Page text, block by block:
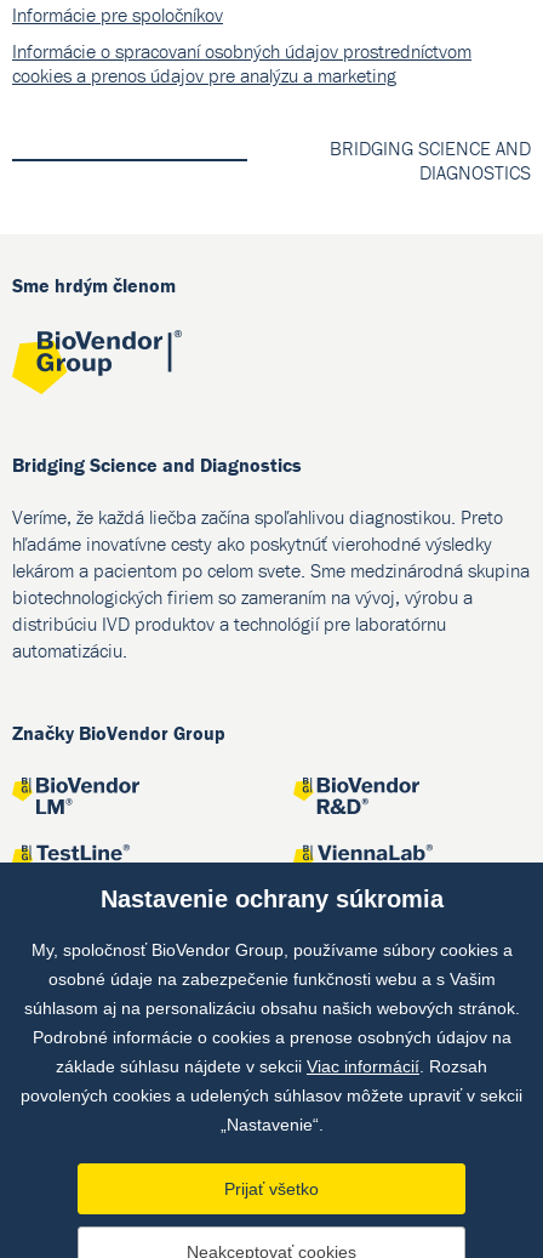
Informácie pre spoločníkov
Informácie o spracovaní osobných údajov prostredníctvom
cookies a prenos údajov pre analýzu a marketing
BRIDGING SCIENCE AND
DIAGNOSTICS
Sme hrdým členom
Bridging Science and Diagnostics
Veríme, že každá liečba začína spoľahlivou diagnostikou. Preto
hľadáme inovatívne cesty ako poskytnúť vierohodné výsledky
lekárom a pacientom po celom svete. Sme medzinárodná skupina
biotechnologických firiem so zameraním na vývoj, výrobu a
distribúciu IVD produktov a technológií pre laboratórnu
automatizáciu.
Značky BioVendor Group
Spoločné projekty
Copyright © by BioVendor Group 2026
Nastavenie ochrany súkromia
My, spoločnosť BioVendor Group, používame súbory cookies a
osobné údaje na zabezpečenie funkčnosti webu a s Vašim
súhlasom aj na personalizáciu obsahu našich webových stránok.
Podrobné informácie o cookies a prenose osobných údajov na
základe súhlasu nájdete v sekcii Viac informácií . Rozsah
povolených cookies a udelených súhlasov môžete upraviť v sekcii
„Nastavenie“.
Prijať všetko
Neakceptovať cookies